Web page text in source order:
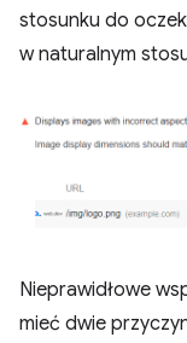
stosunku do
w naturalnym
Nieprawidłowe
mieć dwie